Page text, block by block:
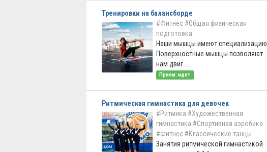
Тренировки на балансборде
#Фитнес #Общая физическая
подготовка
Наши мышцы имеют специализацию.
Поверхностные мышцы позволяют
нам двиг ...
Прием: идет
Ритмическая гимнастика для девочек
#Ритмика #Художественная
гимнастика #Спортивная аэробика
#Фитнес #Классические танцы
Занятия ритмической гимнастикой